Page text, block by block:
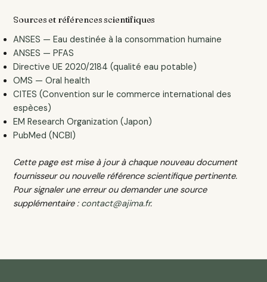
Sources et références scientifiques
ANSES — Eau destinée à la consommation humaine
ANSES — PFAS
Directive UE 2020/2184 (qualité eau potable)
OMS — Oral health
CITES (Convention sur le commerce international des
espèces)
EM Research Organization (Japon)
PubMed (NCBI)
Cette page est mise à jour à chaque nouveau document
fournisseur ou nouvelle référence scientifique pertinente.
Pour signaler une erreur ou demander une source
supplémentaire : contact@ajima.fr.